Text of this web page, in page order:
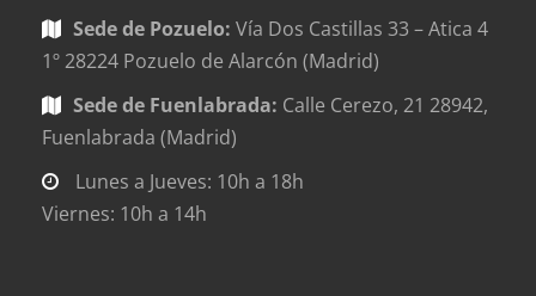
Sede de Pozuelo: Vía Dos Castillas 33 – Atica 4
1º 28224 Pozuelo de Alarcón (Madrid)
Sede de Fuenlabrada: Calle Cerezo, 21 28942,
Fuenlabrada (Madrid)
Lunes a Jueves: 10h a 18h
Viernes: 10h a 14h